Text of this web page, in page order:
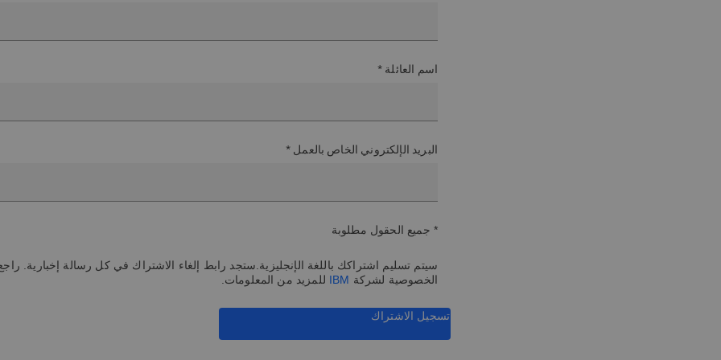
اسم العائلة *
البريد الإلكتروني الخاص بالعمل *
* جميع الحقول مطلوبة
سيتم تسليم اشتراكك باللغة الإنجليزية.ستجد رابط إلغاء الاشتراك في كل رسالة إخبارية.
الخصوصية لشركة
للمزيد من المعلومات.
تسجيل الاشتراك